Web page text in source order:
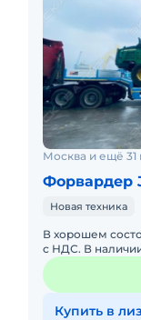
Москва и ещё 31
Форвардер
Новая техника
В хорошем
с НДС. В
лесопогрузчик
леса
Купить в